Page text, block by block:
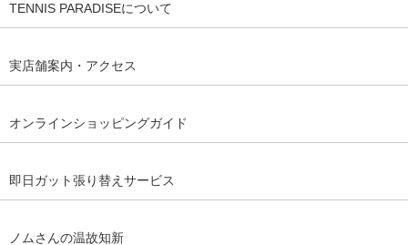
TENNIS PARADISEについて
実店舗案内・アクセス
オンラインショッピングガイド
即日ガット張り替えサービス
ノムさんの温故知新